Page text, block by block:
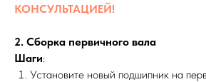
КОНСУЛЬТАЦИЕЙ!
2. Сборка первичного вала
Шаги:
Установите новый подшипник на